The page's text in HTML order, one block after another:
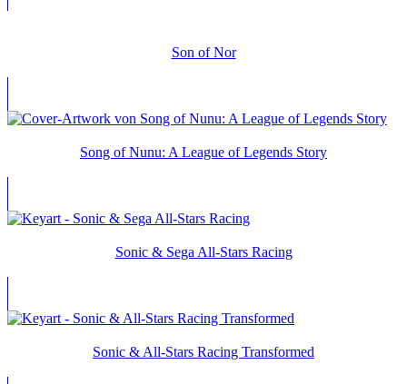
Son of Nor
Song of Nunu: A League of Legends Story
Sonic & Sega All-Stars Racing
Sonic & All-Stars Racing Transformed